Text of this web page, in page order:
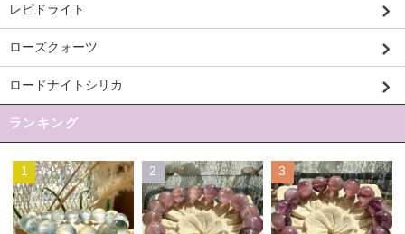
レピドライト
ローズクォーツ
ロードナイトシリカ
ランキング
1 2 3